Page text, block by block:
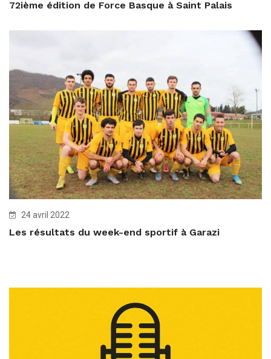
72ième édition de Force Basque à Saint Palais
24 avril 2022
Les résultats du week-end sportif à Garazi